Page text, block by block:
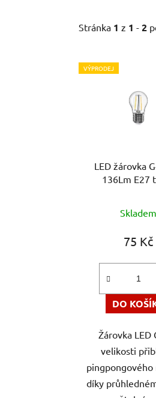
Stránka 1 z 1 - 2
V
ý
VÝPRODEJ
LED žárovka
136Lm E27
Skladem
75 Kč
DO
Žárovka LED
velikosti
pingpongového
díky